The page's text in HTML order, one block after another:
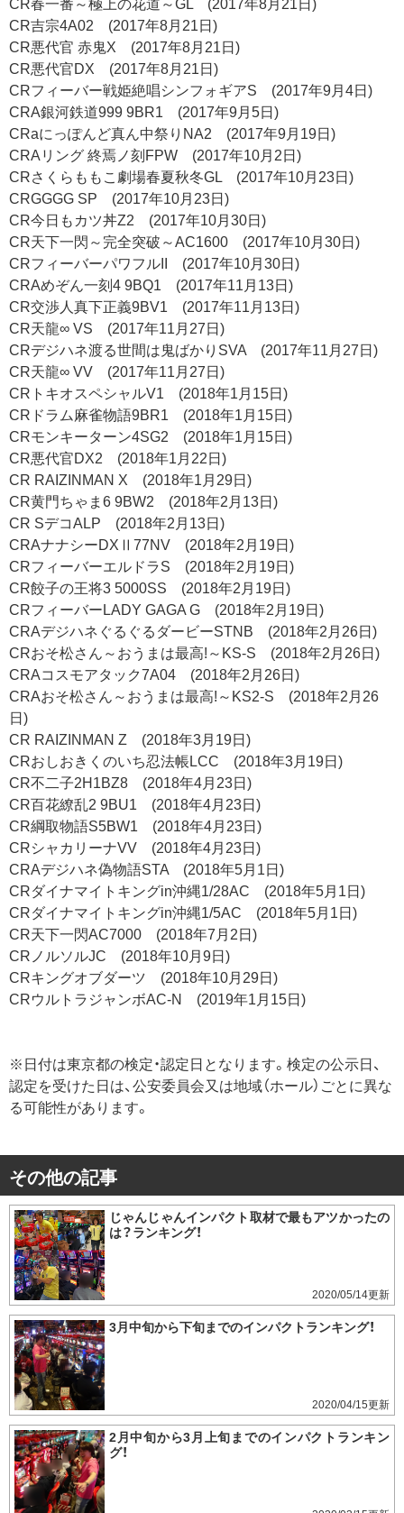
CR春一番～極上の花道～GL (2017年8月21日)
CR吉宗4A02 (2017年8月21日)
CR悪代官 赤鬼X (2017年8月21日)
CR悪代官DX (2017年8月21日)
CRフィーバー戦姫絶唱シンフォギアS (2017年9月4日)
CRA銀河鉄道999 9BR1 (2017年9月5日)
CRaにっぽんど真ん中祭りNA2 (2017年9月19日)
CRAリング 終焉ノ刻FPW (2017年10月2日)
CRさくらももこ劇場春夏秋冬GL (2017年10月23日)
CRGGGG SP (2017年10月23日)
CR今日もカツ丼Z2 (2017年10月30日)
CR天下一閃～完全突破～AC1600 (2017年10月30日)
CRフィーバーパワフルII (2017年10月30日)
CRAめぞん一刻4 9BQ1 (2017年11月13日)
CR交渉人真下正義9BV1 (2017年11月13日)
CR天龍∞ VS (2017年11月27日)
CRデジハネ渡る世間は鬼ばかりSVA (2017年11月27日)
CR天龍∞ VV (2017年11月27日)
CRトキオスペシャルV1 (2018年1月15日)
CRドラム麻雀物語9BR1 (2018年1月15日)
CRモンキーターン4SG2 (2018年1月15日)
CR悪代官DX2 (2018年1月22日)
CR RAIZINMAN X (2018年1月29日)
CR黄門ちゃま6 9BW2 (2018年2月13日)
CR SデコALP (2018年2月13日)
CRAナナシーDXⅡ77NV (2018年2月19日)
CRフィーバーエルドラS (2018年2月19日)
CR餃子の王将3 5000SS (2018年2月19日)
CRフィーバーLADY GAGA G (2018年2月19日)
CRAデジハネぐるぐるダービーSTNB (2018年2月26日)
CRおそ松さん～おうまは最高!～KS-S (2018年2月26日)
CRAコスモアタック7A04 (2018年2月26日)
CRAおそ松さん～おうまは最高!～KS2-S (2018年2月26
日)
CR RAIZINMAN Z (2018年3月19日)
CRおしおきくのいち忍法帳LCC (2018年3月19日)
CR不二子2H1BZ8 (2018年4月23日)
CR百花繚乱2 9BU1 (2018年4月23日)
CR綱取物語S5BW1 (2018年4月23日)
CRシャカリーナVV (2018年4月23日)
CRAデジハネ偽物語STA (2018年5月1日)
CRダイナマイトキングin沖縄1/28AC (2018年5月1日)
CRダイナマイトキングin沖縄1/5AC (2018年5月1日)
CR天下一閃AC7000 (2018年7月2日)
CRノルソルJC (2018年10月9日)
CRキングオブダーツ (2018年10月29日)
CRウルトラジャンボAC-N (2019年1月15日)
※日付は東京都の検定・認定日となります。検定の公示日、
認定を受けた日は、公安委員会又は地域（ホール）ごとに異な
る可能性があります。
その他の記事
じゃんじゃんインパクト取材で最もアツかったの
は？ランキング！
2020/05/14
3月中旬から下旬までのインパクトランキング！
2020/04/15
2月中旬から3月上旬までのインパクトランキン
グ！